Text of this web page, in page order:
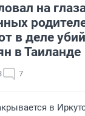
на
в деле
в Таиланде
7
в